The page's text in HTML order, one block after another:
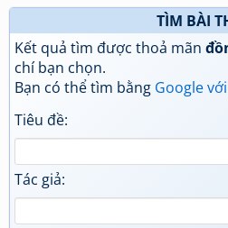
TÌM BÀI
Kết quả tìm được thoả mãn
chí bạn chọn.
Bạn có thể tìm bằng Google
Tiêu đề:
Tác giả: